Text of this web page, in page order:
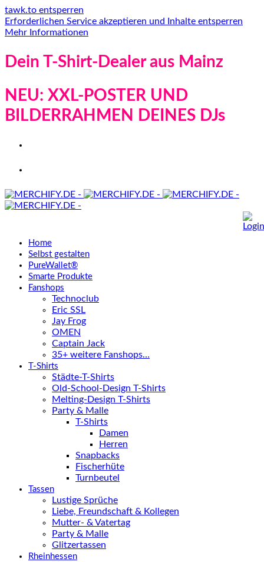
tawk.to entsperren
Erforderlichen Service akzeptieren und Inhalte entsperren
Mehr Informationen
Dein T-Shirt-Dealer aus Mainz
NEU: XXL-POSTER UND
BILDERRAHMEN DEINES DJs
Home
Selbst gestalten
PureWallet®
Smarte Produkte
Fanshops
Technoclub
Eric SSL
Jay Frog
OMEN
Captain Jack
35+ weitere Fanshops…
T-Shirts
Städte-T-Shirts
Old-School-Design T-Shirts
Melting-Design T-Shirts
Party & Malle
T-Shirts
Damen
Herren
Snapbacks
Fischerhüte
Turnbeutel
Tassen
Lustige Sprüche
Liebe, Freundschaft & Kollegen
Mutter- & Vatertag
Party & Malle
Glitzertassen
Rheinhessen